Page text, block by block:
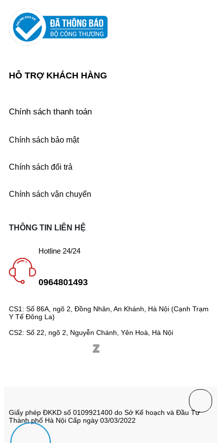
HỖ TRỢ KHÁCH HÀNG
Chính sách thanh toán
Chính sách bảo mật
Chính sách đổi trả
Chính sách vận chuyển
CS1: Số 86A, ngõ 2, Đồng Nhân, An Khánh, Hà Nội (Cạnh Trạm
Y Tế Đông La)
CS2: Số 22, ngõ 2, Nguyễn Chánh, Yên Hoà, Hà Nội
THÔNG TIN LIÊN HỆ
Hotline 24/24
0964801493
Giấy phép ĐKKD số 0109921400 do Sở Kế hoạch và Đầu Tư
Thành phố Hà Nội Cấp ngày 03/03/2022